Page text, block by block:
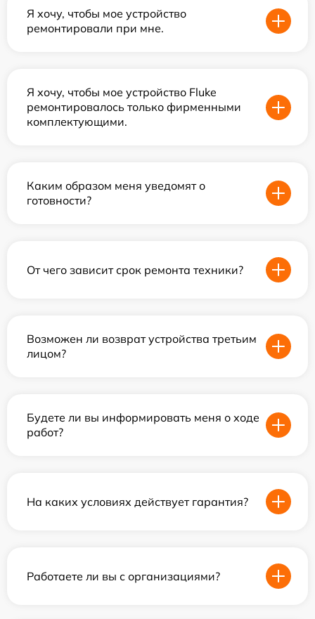
Я хочу, чтобы мое устройство
ремонтировали при мне.
Я хочу, чтобы мое устройство Fluke
ремонтировалось только фирменными
комплектующими.
Каким образом меня уведомят о
готовности?
От чего зависит срок ремонта техники?
Возможен ли возврат устройства третьим
лицом?
Будете ли вы информировать меня о ходе
работ?
На каких условиях действует гарантия?
Работаете ли вы с организациями?